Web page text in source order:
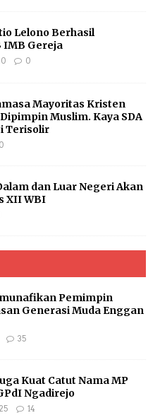
Lelono Berhasil
IMB Gereja
0
Mayoritas Kristen
Muslim. Kaya SDA
Terisolir
0
dan Luar Negeri Akan
XII WBI
Pemimpin
Generasi Muda Enggan
35
Kuat Catut Nama MP
Ngadirejo
14